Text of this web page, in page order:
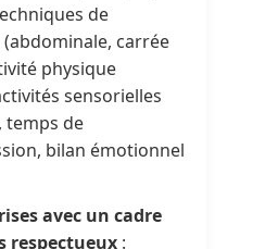
de
carrée
physique
sensorielles
temps de
bilan émotionnel
avec un cadre
respectueux :